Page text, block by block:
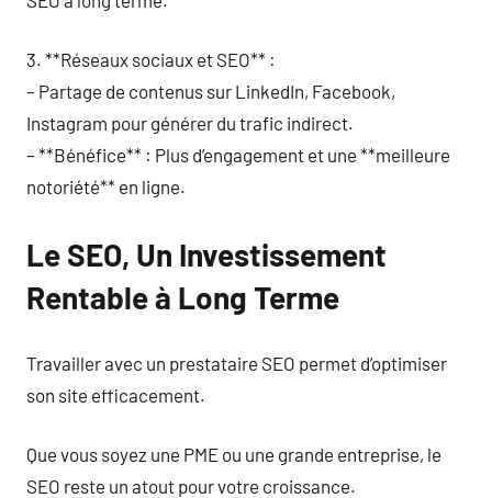
3. **Réseaux sociaux et SEO** :
– Partage de contenus sur LinkedIn, Facebook,
Instagram pour générer du trafic indirect.
– **Bénéfice** : Plus d’engagement et une **meilleure
notoriété** en ligne.
Le SEO, Un Investissement
Rentable à Long Terme
Travailler avec un prestataire SEO permet d’optimiser
son site efficacement.
Que vous soyez une PME ou une grande entreprise, le
SEO reste un atout pour votre croissance.